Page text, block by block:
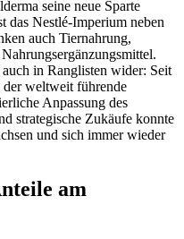
seine neue Sparte
das Nestlé-Imperium neben
auch Tiernahrung,
in Ranglisten wider: Seit
der weltweit führende
Anpassung des
strategische Zukäufe konnte
und sich immer wieder
am